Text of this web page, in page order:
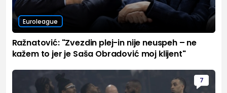
Euroleague
Ražnatović: "Zvezdin plej-in nije neuspeh – ne
kažem to jer je Saša Obradović moj klijent"
7